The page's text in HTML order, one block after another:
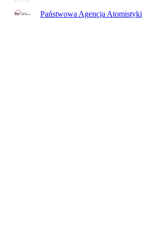
Państwowa Agencja Atomistyki